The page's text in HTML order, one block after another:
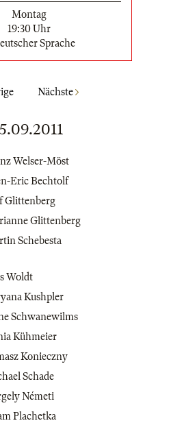
Montag
19:30 Uhr
Sprache
Nächste
Welser-Möst
Eric Bechtolf
Glittenberg
Glittenberg
Schebesta
Woldt
Kushpler
Schwanewilms
Kühmeier
Konieczny
Schade
Németi
Plachetka